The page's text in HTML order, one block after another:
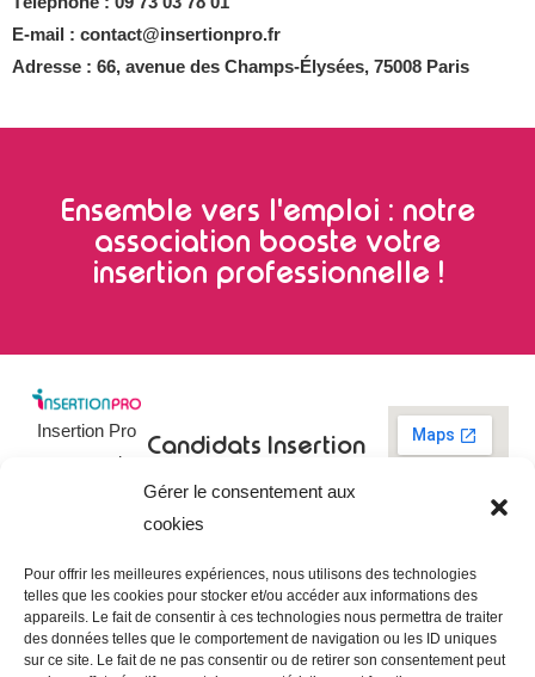
Gérer le consentement aux
cookies
Pour offrir les meilleures expériences, nous utilisons des technologies
telles que les cookies pour stocker et/ou accéder aux informations des
appareils. Le fait de consentir à ces technologies nous permettra de traiter
des données telles que le comportement de navigation ou les ID uniques
sur ce site. Le fait de ne pas consentir ou de retirer son consentement peut
E-mail : contact@insertionpro.fr
Adresse : 66, avenue des Champs-Élysées, 75008 Paris
Ensemble vers l'emploi : notre
association booste votre
insertion professionnelle !
Insertion Pro
est une action
pour
l’Insertion
Professionnelle ,
Candidats
emploi
Tableau de
bord du
candidat
Entreprises
Insertion
09 73 03 78
Contact
CGU
Mentions